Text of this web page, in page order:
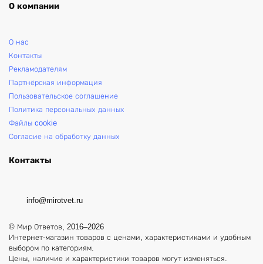
О компании
О нас
Контакты
Рекламодателям
Партнёрская информация
Пользовательское соглашение
Политика персональных данных
Файлы cookie
Согласие на обработку данных
Контакты
info@mirotvet.ru
© Мир Ответов, 2016–2026
Интернет-магазин товаров с ценами, характеристиками и удобным
выбором по категориям.
Цены, наличие и характеристики товаров могут изменяться.